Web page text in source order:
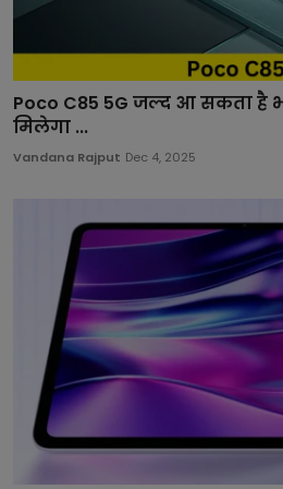
Poco C85 5G जल्द आ सकता
मिलेगा ...
Vandana Rajput Dec 4, 2025